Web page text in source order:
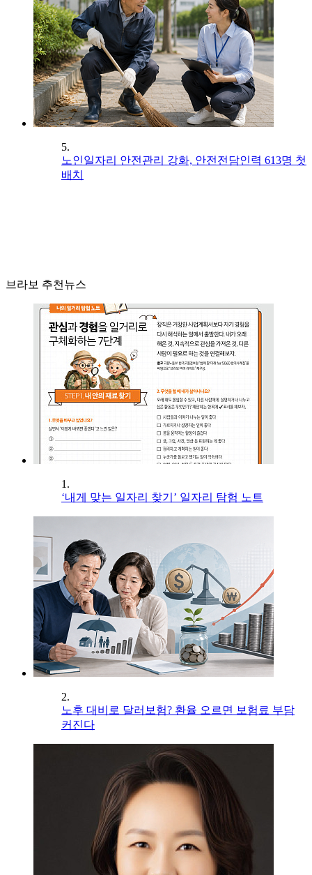
5.
노인일자리 안전관리 강화, 안전전담인력 613명 첫
배치
브라보 추천뉴스
1.
‘내게 맞는 일자리 찾기’ 일자리 탐험 노트
2.
노후 대비로 달러보험? 환율 오르면 보험료 부담
커진다